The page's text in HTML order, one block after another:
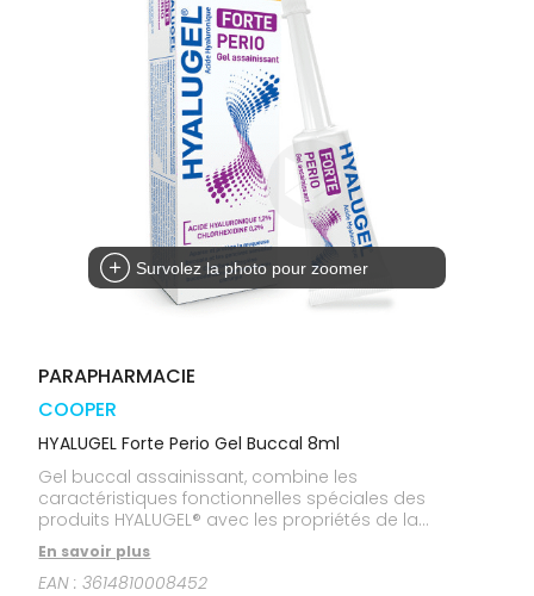
Corps
Homme
Solaire
Visage
Survolez la photo pour zoomer
PARAPHARMACIE
COOPER
HYALUGEL Forte Perio Gel Buccal 8ml
Gel buccal assainissant, combine les
caractéristiques fonctionnelles spéciales des
produits HYALUGEL® avec les propriétés de la
chlorhexidine, reconnues par la profession dentaire.
En savoir plus
EAN :3614810008452